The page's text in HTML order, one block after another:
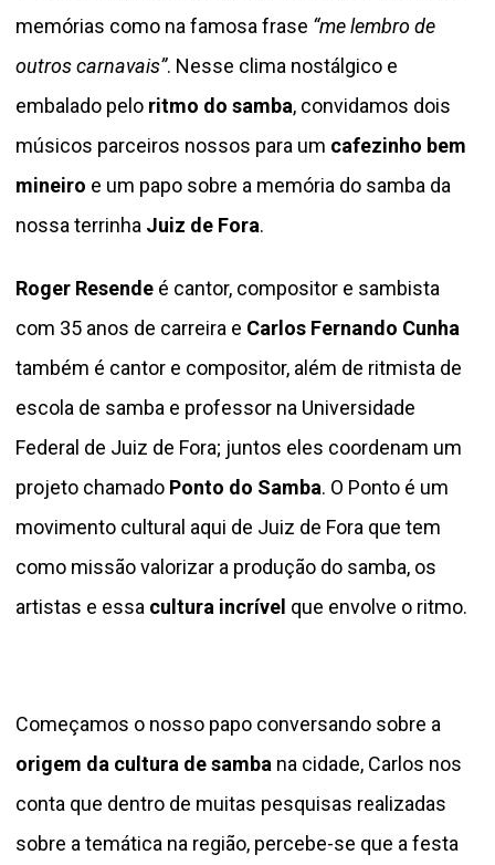
memórias como na famosa frase “me lembro de
outros carnavais”. Nesse clima nostálgico e
embalado pelo ritmo do samba, convidamos dois
músicos parceiros nossos para um cafezinho bem
mineiro e um papo sobre a memória do samba da
nossa terrinha Juiz de Fora.
Roger Resende é cantor, compositor e sambista
com 35 anos de carreira e Carlos Fernando Cunha
também é cantor e compositor, além de ritmista de
escola de samba e professor na Universidade
Federal de Juiz de Fora; juntos eles coordenam um
projeto chamado Ponto do Samba. O Ponto é um
movimento cultural aqui de Juiz de Fora que tem
como missão valorizar a produção do samba, os
artistas e essa cultura incrível que envolve o ritmo.
Começamos o nosso papo conversando sobre a
origem da cultura de samba na cidade, Carlos nos
conta que dentro de muitas pesquisas realizadas
sobre a temática na região, percebe-se que a festa